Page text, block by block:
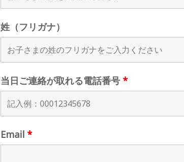
姓（フリガナ）
当日ご連絡が取れる電話番号 *
Email *